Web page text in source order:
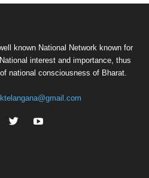
known National Network known for
interest and importance, thus
national consciousness of Bharat.